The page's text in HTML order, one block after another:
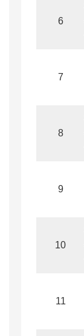
6
7
8
9
10
11